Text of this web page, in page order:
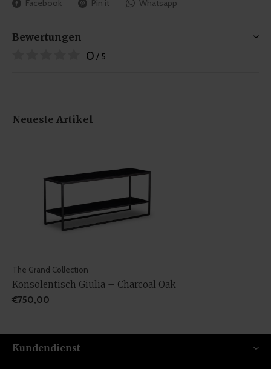
Facebook Pin it Whatsapp
Bewertungen
0 / 5
Neueste Artikel
The Grand Collection
Konsolentisch Giulia – Charcoal Oak
€750,00
Kundendienst